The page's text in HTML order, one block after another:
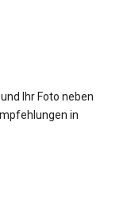
Ihr Foto neben
in